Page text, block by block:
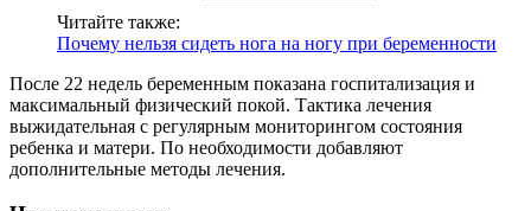
Читайте также:
Почему нельзя сидеть нога на ногу при беременности
После 22 недель беременным показана госпитализация и
максимальный физический покой. Тактика лечения
выжидательная с регулярным мониторингом состояния
ребенка и матери. По необходимости добавляют
дополнительные методы лечения.